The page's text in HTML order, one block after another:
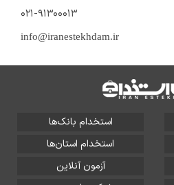
۰۲۱-۹۱۳۰۰۰۱۳
info@iranestekhdam.ir
استخدام بانک‌ها
استخدام استان‌ها
آزمون آنلاین